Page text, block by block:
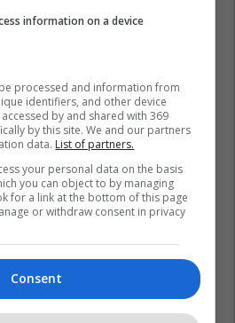
information on a device
processed and information from
identifiers, and other device
by and shared with 369
by this site. We and our partners
data. List of partners.
your personal data on the basis
you can object to by managing
for a link at the bottom of this page
or withdraw consent in privacy
Consent